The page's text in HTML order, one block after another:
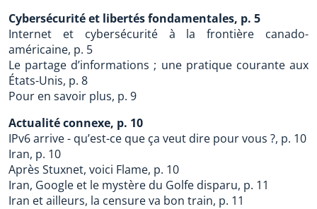
Cybersécurité et libertés fondamentales, p. 5
Internet et cybersécurité à la frontière canado-
américaine, p. 5
Le partage d’informations ; une pratique courante aux
États-Unis, p. 8
Pour en savoir plus, p. 9
Actualité connexe, p. 10
IPv6 arrive - qu’est-ce que ça veut dire pour vous ?, p. 10
Iran, p. 10
Après Stuxnet, voici Flame, p. 10
Iran, Google et le mystère du Golfe disparu, p. 11
Iran et ailleurs, la censure va bon train, p. 11